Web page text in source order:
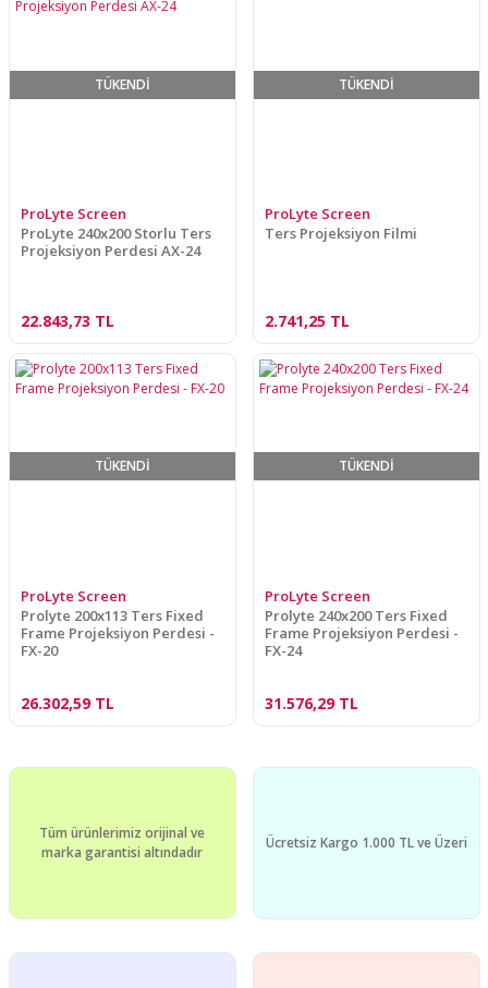
TÜKENDİ
ProLyte Screen
ProLyte 240x200 Storlu Ters
Projeksiyon Perdesi AX-24
22.843,73 TL
TÜKENDİ
ProLyte Screen
Ters Projeksiyon Filmi
2.741,25 TL
TÜKENDİ
ProLyte Screen
Prolyte 200x113 Ters Fixed
Frame Projeksiyon Perdesi -
FX-20
26.302,59 TL
TÜKENDİ
ProLyte Screen
Prolyte 240x200 Ters Fixed
Frame Projeksiyon Perdesi -
FX-24
31.576,29 TL
Tüm ürünlerimiz orijinal ve
marka garantisi altındadır
Ücretsiz Kargo 1.000 TL ve Üzeri